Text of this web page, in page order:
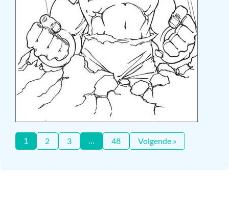
1 2 3 … 48 Volgende »